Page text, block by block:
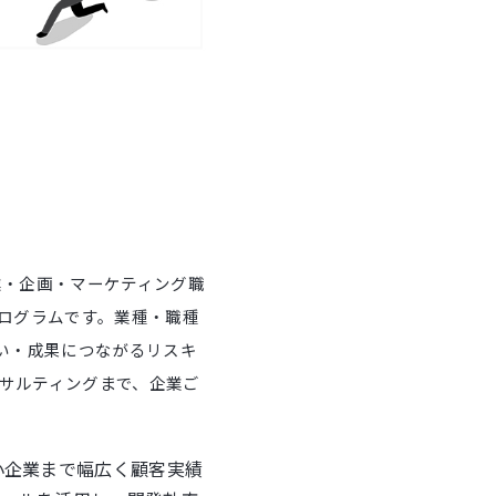
企画・マーケティング職
グラムです。業種・職種
・成果につながるリスキ
ルティングまで、企業ご
業まで幅広く顧客実績